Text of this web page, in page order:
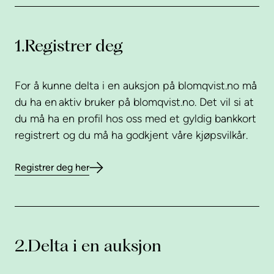
1.Registrer deg
For å kunne delta i en auksjon på blomqvist.no må
du ha en aktiv bruker på blomqvist.no. Det vil si at
du må ha en profil hos oss med et gyldig bankkort
registrert og du må ha godkjent våre kjøpsvilkår.
Registrer deg her
2.Delta i en auksjon